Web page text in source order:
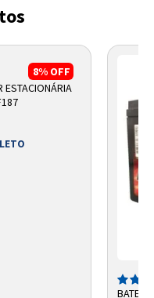
8% OFF
ESTACIONÁRIA